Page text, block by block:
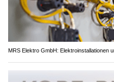
MRS Elektro GmbH: Elektroinstallationen